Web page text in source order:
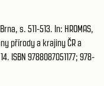
s. 511-513. In: HROMAS,
přírody a krajiny ČR a
ISBN 9788087051177; 978-